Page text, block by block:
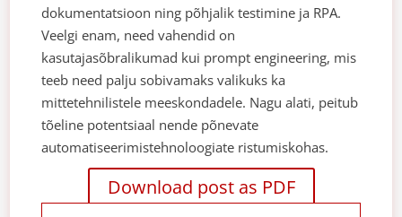
dokumentatsioon ning põhjalik testimine ja RPA.
Veelgi enam, need vahendid on
kasutajasõbralikumad kui prompt engineering, mis
teeb need palju sobivamaks valikuks ka
mittetehnilistele meeskondadele. Nagu alati, peitub
tõeline potentsiaal nende põnevate
automatiseerimistehnoloogiate ristumiskohas.
Download post as PDF